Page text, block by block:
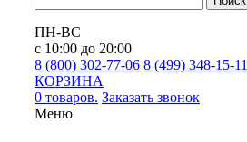
ПН-ВС
с 10:00 до 20:00
8 (800) 302-77-06 8 (499) 348-15-11
КОРЗИНА
0 товаров. Заказать звонок
Меню